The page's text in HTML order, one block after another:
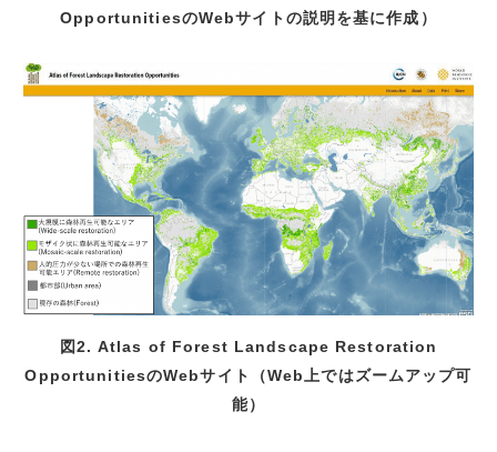
OpportunitiesのWebサイトの説明を基に作成）
図2. Atlas of Forest Landscape Restoration
OpportunitiesのWebサイト（Web上ではズームアップ可
能）